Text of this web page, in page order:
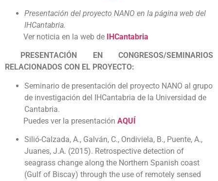
Presentación del proyecto NANO en la página web del
IHCantabria.
Ver noticia en la web de IHCantabria
PRESENTACIÓN EN CONGRESOS/SEMINARIOS
RELACIONADOS CON EL PROYECTO:
Seminario de presentación del proyecto NANO al grupo
de investigación del IHCantabria de la Universidad de
Cantabria.
Puedes ver la presentación AQUÍ
Silió-Calzada, A., Galván, C., Ondiviela, B., Puente, A.,
Juanes, J.A. (2015). Retrospective detection of
seagrass change along the Northern Spanish coast
(Gulf of Biscay) through the use of remotely sensed